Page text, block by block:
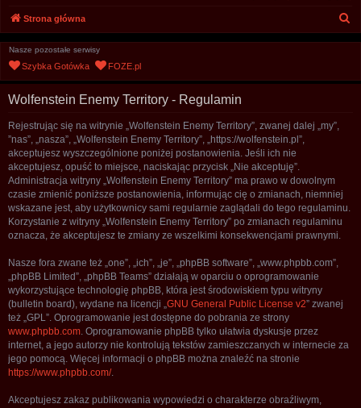
Strona główna
Nasze pozostałe serwisy
Szybka Gotówka FOZE.pl
Wolfenstein Enemy Territory - Regulamin
Rejestrując się na witrynie „Wolfenstein Enemy Territory”, zwanej dalej „my”,
”nas”, „nasza”, „Wolfenstein Enemy Territory”, „https://wolfenstein.pl”,
akceptujesz wyszczególnione poniżej postanowienia. Jeśli ich nie
akceptujesz, opuść to miejsce, naciskając przycisk „Nie akceptuję”.
Administracja witryny „Wolfenstein Enemy Territory” ma prawo w dowolnym
czasie zmienić poniższe postanowienia, informując cię o zmianach, niemniej
wskazane jest, aby użytkownicy sami regularnie zaglądali do tego regulaminu.
Korzystanie z witryny „Wolfenstein Enemy Territory” po zmianach regulaminu
oznacza, że akceptujesz te zmiany ze wszelkimi konsekwencjami prawnymi.
Nasze fora zwane też „one”, „ich”, „je”, „phpBB software”, „www.phpbb.com”,
„phpBB Limited”, „phpBB Teams” działają w oparciu o oprogramowanie
wykorzystujące technologię phpBB, która jest środowiskiem typu witryny
(bulletin board), wydane na licencji „ GNU General Public License v2” zwanej
też „GPL”. Oprogramowanie jest dostępne do pobrania ze strony
www.phpbb.com . Oprogramowanie phpBB tylko ułatwia dyskusje przez
internet, a jego autorzy nie kontrolują tekstów zamieszczanych w internecie za
jego pomocą. Więcej informacji o phpBB można znaleźć na stronie
https://www.phpbb.com/.
Akceptujesz zakaz publikowania wypowiedzi o charakterze obraźliwym,